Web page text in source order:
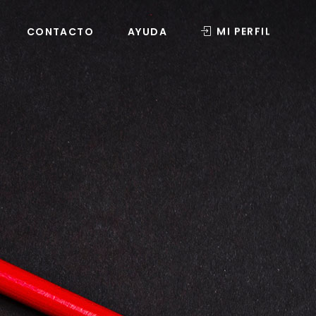
CONTACTO AYUDA MI PERFIL